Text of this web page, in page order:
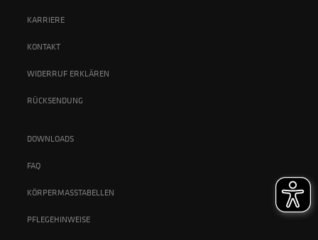
KARRIERE
KONTAKT
WIDERRUF ERKLÄREN
RÜCKSENDUNG
DOWNLOADS
FAQ
KÖRPERMASSTABELLEN
PFLEGEHINWEISE